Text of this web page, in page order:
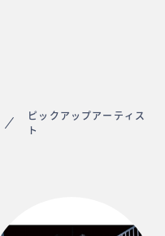
ピックアップアーティス
ト